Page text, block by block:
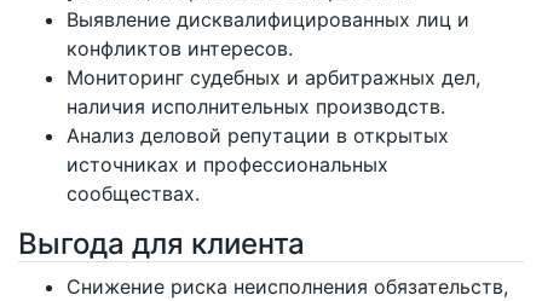
Выявление дисквалифицированных лиц и
конфликтов интересов.
Мониторинг судебных и арбитражных дел,
наличия исполнительных производств.
Анализ деловой репутации в открытых
источниках и профессиональных
сообществах.
Выгода для клиента
Снижение риска неисполнения обязательств,